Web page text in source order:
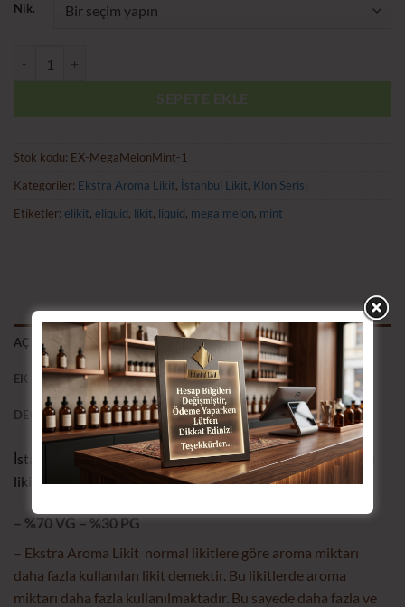
Nik.
Stok kodu: EX-MegaMelonMint-1
Kategoriler: Ekstra Aroma Likit, İstanbul Likit, Klon Serisi
Etiketler: elikit, eliquid, likit, liquid, mega melon, mint
AÇIKLAMA
EK BILGI
DEĞERLENDIRMELER (0)
İstanbul Likit grubunun Mega Melon Mint isimli menthollü
likitin klon tarifli versiyonudur. Kavun, mango ve papaya.
– %70 VG – %30 PG
– Ekstra Aroma Likit normal likitlere göre aroma miktarı
daha fazla kullanılan likit demektir. Bu likitlerde aroma
miktarı daha fazla kullanılmaktadır. Bu sayede daha fazla ve